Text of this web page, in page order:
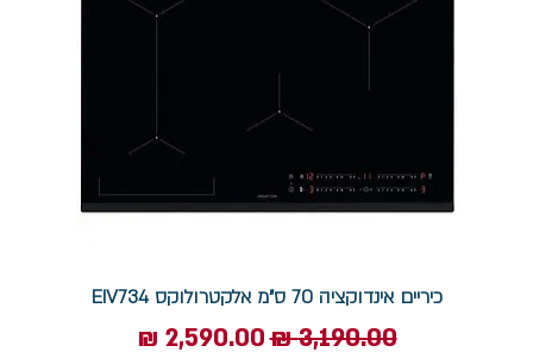
כיריים אינדוקציה 70 ס"מ אלקטרולוקס EIV734
מחיר רגיל‏3,190.00 ‏₪ מחיר מבצע